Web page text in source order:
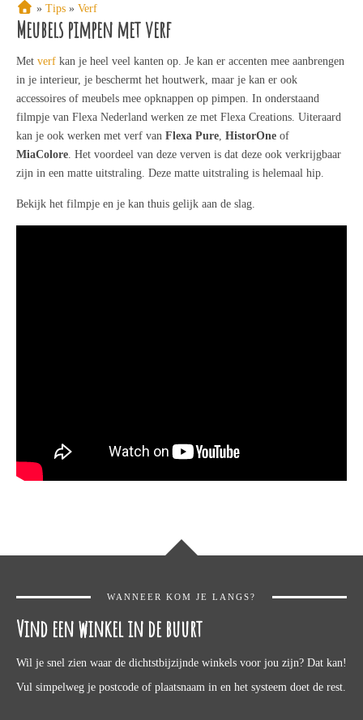
Pimp Jouw Kapstok Met Verf
» Tips » Verf
Meubels pimpen met verf
Met verf kan je heel veel kanten op. Je kan er accenten mee aanbrengen
in je interieur, je beschermt het houtwerk, maar je kan er ook
accessoires of meubels mee opknappen op pimpen. In onderstaand
filmpje van Flexa Nederland werken ze met Flexa Creations. Uiteraard
kan je ook werken met verf van Flexa Pure HistorOne of
MiaColore . Het voordeel van deze verven is dat deze ook verkrijgbaar
zijn in een matte uitstraling. Deze matte uitstraling is helemaal hip.
Bekijk het filmpje en je kan thuis gelijk aan de slag.
WANNEER KOM JE LANGS?
Vind een winkel in de buurt
Wil je snel zien waar de dichtstbijzijnde winkels voor jou zijn? Dat kan!
Vul simpelweg je postcode of plaatsnaam in en het systeem doet de rest.